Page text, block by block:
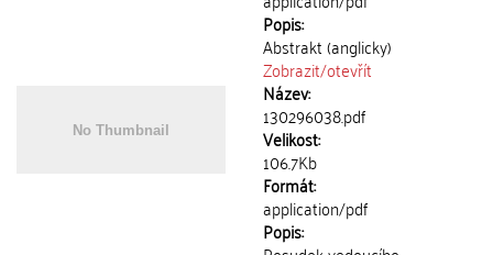
Popis:
Abstrakt (anglicky)
Zobrazit/otevřít
Název:
130296038.pdf
Velikost:
106.7Kb
Formát:
application/pdf
Popis: